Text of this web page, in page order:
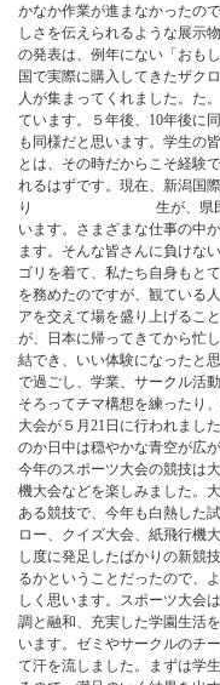
かなか作業が進まなかったの
しさを伝えられるような展示
の発表は、例年にない「おも
国で実際に購入してきたザク
人が集まってくれました。た
ています。５年後、10年後に
も同様だと思います。学生の
とは、その時だからこそ経験
れるはずです。現在、新潟
り 生が、県民の安全
います。さまざまな仕事の中
ます。そんな皆さんに負けな
ゴリを着て、私たち自身もと
を務めたのですが、観ている
アを交えて場を盛り上げるこ
が、日本に帰ってきてから忙
結でき、いい体験になったと
で過ごし、学業、サークル活
そろってチマ構想を練ったり
大会が５月21日に行われまし
のか日中は穏やかな青空が広
今年のスポーツ大会の競技は
機大会などを楽しみました。
ある競技で、今年も白熱した
ロー、クイズ大会、紙飛行機
し度に発足したばかりの新競
るかということだったので、
しく思います。スポーツ大会
調と融和、充実した学園生活
います。ゼミやサークルのチ
て汗を流しました。まずは学